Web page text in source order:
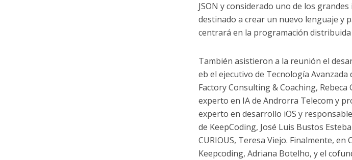
JSON y considerado uno de los
destinado a crear un nuevo lenguaje y
centrará en la programación
También asistieron a la reunión el
eb el ejecutivo de Tecnología
Factory Consulting & Coaching,
experto en IA de Androrra Telecom y
experto en desarrollo iOS y
de KeepCoding, José Luis Bustos
CURIOUS, Teresa Viejo. Finalmente,
Keepcoding, Adriana Botelho, y el